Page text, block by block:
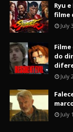
Ryu
filme
July
do
July
July